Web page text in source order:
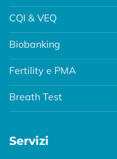
CQI & VEQ
Biobanking
Fertility e PMA
Breath Test
Servizi